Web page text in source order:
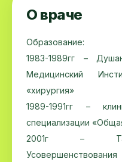
О враче
Образование:
1983-1989гг –
Медицинский
«хирургия»
1989-1991гг –
специализации
2001г –